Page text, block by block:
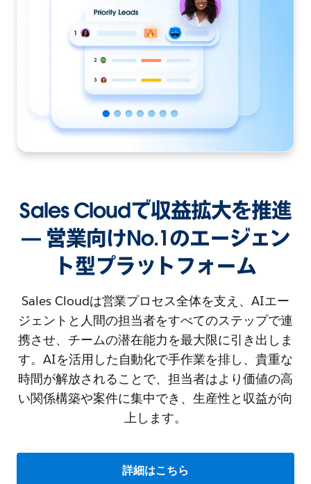
Sales Cloudで収益拡大を推進
— 営業向けNo.1のエージェン
ト型プラットフォーム
Sales Cloudは営業プロセス全体を支え、AIエー
ジェントと人間の担当者をすべてのステップで連
携させ、チームの潜在能力を最大限に引き出しま
す。AIを活用した自動化で手作業を排し、貴重な
時間が解放されることで、担当者はより価値の高
い関係構築や案件に集中でき、生産性と収益が向
上します。
詳細はこちら